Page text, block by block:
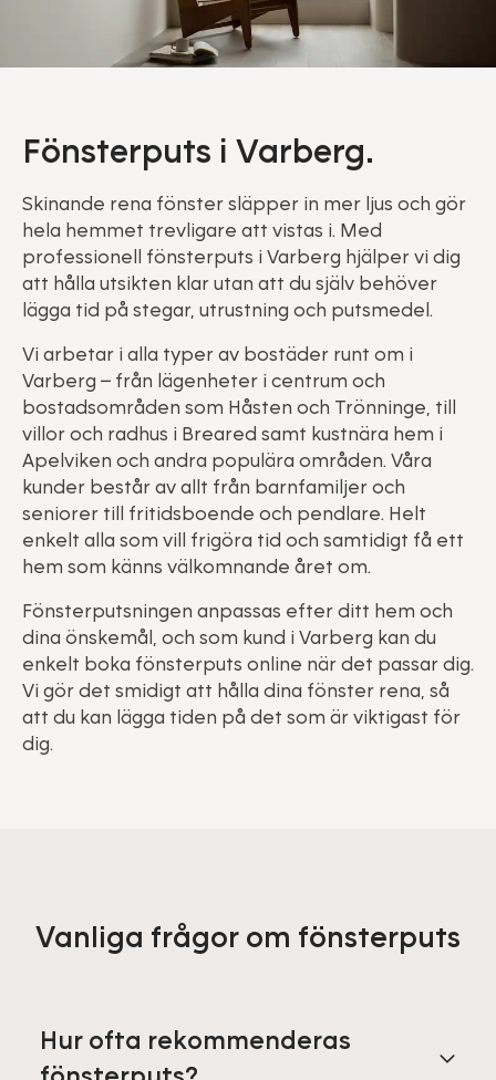
Fönsterputs i Varberg.
Skinande rena fönster släpper in mer ljus och gör
hela hemmet trevligare att vistas i. Med
professionell fönsterputs i Varberg hjälper vi dig
att hålla utsikten klar utan att du själv behöver
lägga tid på stegar, utrustning och putsmedel.
Vi arbetar i alla typer av bostäder runt om i
Varberg – från lägenheter i centrum och
bostadsområden som Håsten och Trönninge, till
villor och radhus i Breared samt kustnära hem i
Apelviken och andra populära områden. Våra
kunder består av allt från barnfamiljer och
seniorer till fritidsboende och pendlare. Helt
enkelt alla som vill frigöra tid och samtidigt få ett
hem som känns välkomnande året om.
Fönsterputsningen anpassas efter ditt hem och
dina önskemål, och som kund i Varberg kan du
enkelt boka fönsterputs online när det passar dig.
Vi gör det smidigt att hålla dina fönster rena, så
att du kan lägga tiden på det som är viktigast för
dig.
Vanliga frågor om fönsterputs
Hur ofta rekommenderas